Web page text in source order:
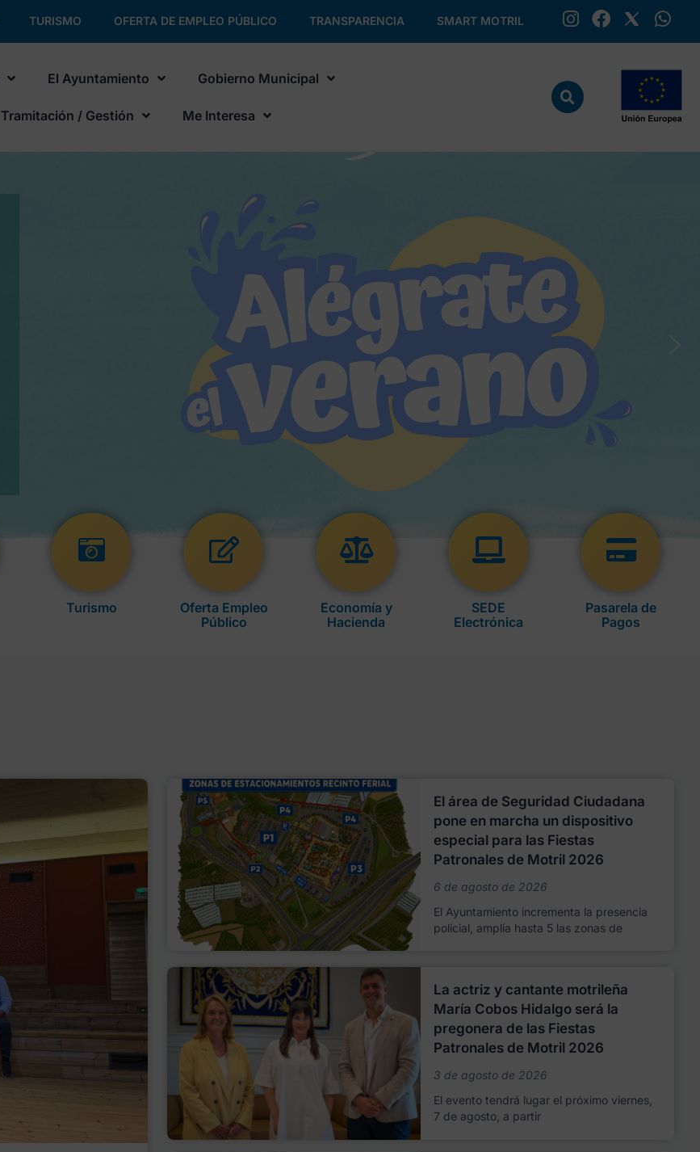
TURISMO OFERTA DE EMPLEO PÚBLICO TRANSPARENCIA SMART MOTRIL
El Ayuntamiento Gobierno Municipal
Tramitación / Gestión Me Interesa
Turismo
Oferta Empleo
Público
Economía y
Hacienda
SEDE
Electrónica
Pasarela de
Pagos
El área de Seguridad Ciudadana
pone en marcha un dispositivo
especial para las Fiestas
Patronales de Motril 2026
6 de agosto de 2026
El Ayuntamiento incrementa la presencia
policial, amplía hasta 5 las zonas de
La actriz y cantante motrileña
María Cobos Hidalgo será la
pregonera de las Fiestas
Patronales de Motril 2026
3 de agosto de 2026
El evento tendrá lugar el próximo viernes,
7 de agosto, a partir